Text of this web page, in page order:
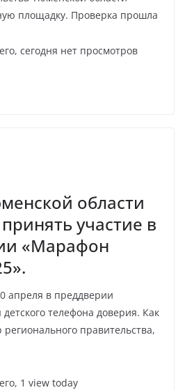
площадку. Проверка прошла
сегодня нет просмотров
области
участие в
«Марафон
апреля в преддверии
телефона доверия. Как
правительства,
1 view today